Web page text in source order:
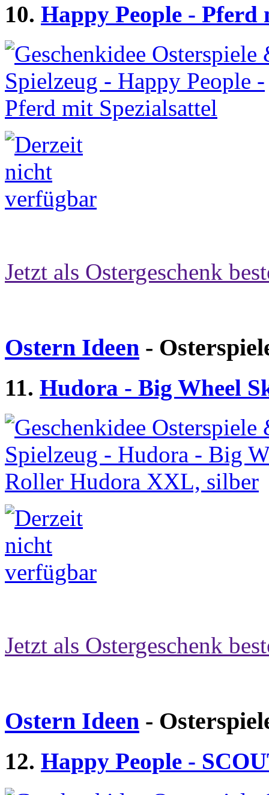
10. Happy People - Pferd
Jetzt als Ostergeschenk
Ostern Ideen -
11. Hudora - Big Wheel
Jetzt als Ostergeschenk
Ostern Ideen -
12. Happy People -